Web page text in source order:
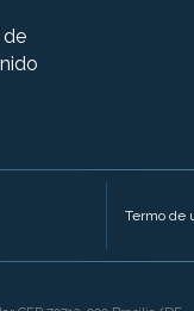
de
Termo de